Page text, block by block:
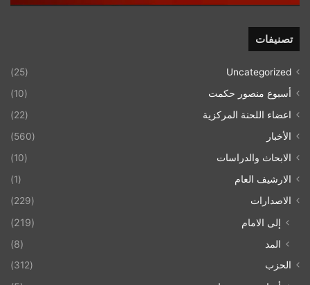
تصنيفات
Uncategorized
(25)
أسبوع منصور حكمت
(10)
اعضاء اللحنة المركزية
(22)
الأخبار
(560)
الابحاث والدراسات
(10)
الارشيف العام
(1)
الاصدارات
(229)
إلى الامام
(219)
المد
(8)
الحزب (312)